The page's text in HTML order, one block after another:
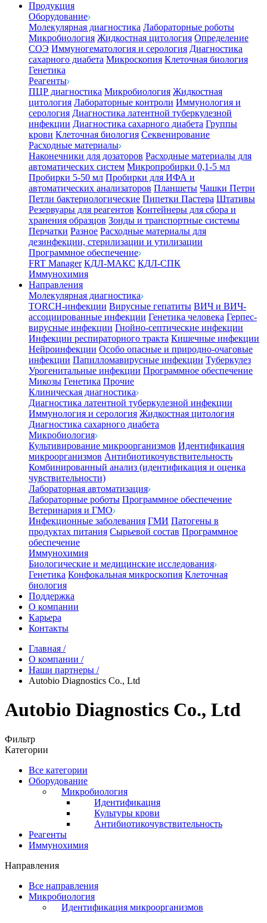
Продукция
Оборудование
Молекулярная диагностика Лабораторные роботы
Микробиология Жидкостная цитология Определение
СОЭ Иммуногематология и серология Диагностика
сахарного диабета Микроскопия Клеточная биология
Генетика
Реагенты
ПЦР диагностика Микробиология Жидкостная
цитология Лабораторные контроли Иммунология и
серология Диагностика латентной туберкулезной
инфекции Диагностика сахарного диабета Группы
крови Клеточная биология Секвенирование
Расходные материалы
Наконечники для дозаторов Расходные материалы для
автоматических систем Микропробирки 0,1-5 мл
Пробирки 5-50 мл Пробирки для ИФА и
автоматических анализаторов Планшеты Чашки Петри
Петли бактериологические Пипетки Пастера Штативы
Резервуары для реагентов Контейнеры для сбора и
хранения образцов Зонды и транспортные системы
Перчатки Разное Расходные материалы для
дезинфекции, стерилизации и утилизации
Программное обеспечение
FRT Manager КДЛ-МАКС КДЛ-СПК
Иммунохимия
Направления
Молекулярная диагностика
TORCH-инфекции Вирусные гепатиты ВИЧ и ВИЧ-
ассоциированные инфекции Генетика человека Герпес-
вирусные инфекции Гнойно-септические инфекции
Инфекции респираторного тракта Кишечные инфекции
Нейроинфекции Особо опасные и природно-очаговые
инфекции Папилломавирусные инфекции Туберкулез
Урогенитальные инфекции Программное обеспечение
Микозы Генетика Прочие
Клиническая диагностика
Диагностика латентной туберкулезной инфекции
Иммунология и серология Жидкостная цитология
Диагностика сахарного диабета
Микробиология
Культивирование микроорганизмов Идентификация
микроорганизмов Антибиотикочувствительность
Комбинированный анализ (идентификация и оценка
чувствительности)
Лабораторная автоматизация
Лабораторные роботы Программное обеспечение
Ветеринария и ГМО
Инфекционные заболевания ГМИ Патогены в
продуктах питания Сырьевой состав Программное
обеспечение
Иммунохимия
Биологические и медицинские исследования
Генетика Конфокальная микроскопия Клеточная
биология
Поддержка
О компании
Карьера
Контакты
Главная /
О компании /
Наши партнеры /
Autobio Diagnostics Co., Ltd
Autobio Diagnostics Co., Ltd
Фильтр
Категории
Все категории
Оборудование
Микробиология
Идентификация
Культуры крови
Антибиотикочувствительность
Реагенты
Иммунохимия
Направления
Все направления
Микробиология
Идентификация микроорганизмов